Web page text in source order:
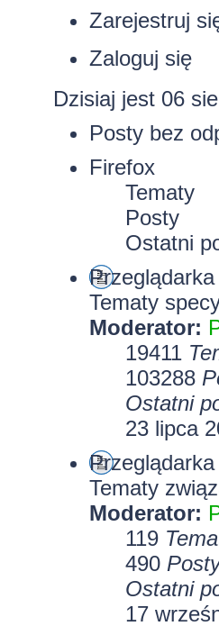
Zarejestruj
Zaloguj się
Dzisiaj jest 06
Posty bez
Firefox
Tematy
Posty
Ostatni
Tematy
Moderator:
19411
103288
Ostatni
23 lipca
Tematy
Moderator:
119
490
Ostatni
17